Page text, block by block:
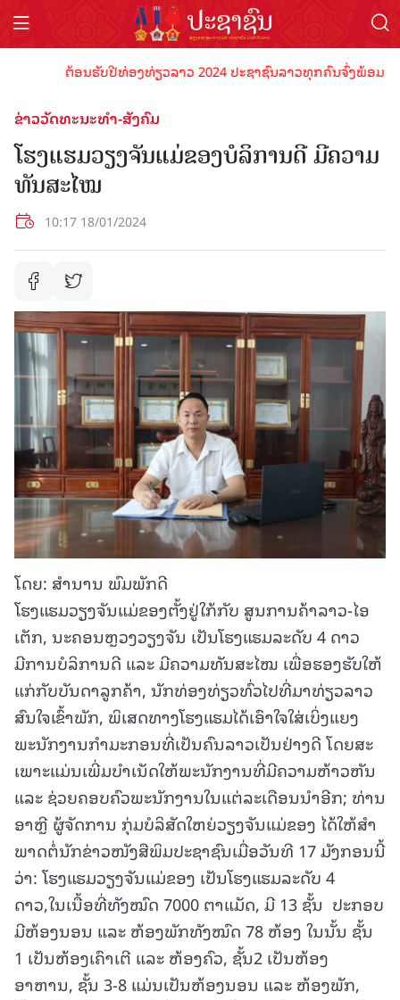
ຕ້ອນຮັບປີທ່ອງທ່ຽວລາວ 2024 ປະຊາຊົນລາວທຸກຄົນຈົ່ງພ້ອມເປັ
ຂ່າວວັດທະນະທຳ-ສັງຄົມ
ໂຮງແຮມວຽງຈັນແມ່ຂອງບໍລິການດີ ມີຄວາມ
ທັນສະໄໝ
10:17 18/01/2024
ໂດຍ: ສຳນານ ພົມພັກດີ
ໂຮງແຮມວຽງຈັນແມ່ຂອງຕັ້ງຢູ່ໃກ້ກັບ ສູນການຄ້າລາວ-ໄອ
ເຕັກ, ນະຄອນຫຼວງວຽງຈັນ ເປັນໂຮງແຮມລະດັບ 4 ດາວ
ມີການບໍລິການດີ ແລະ ມີຄວາມທັນສະໄໝ ເພື່ອຮອງຮັບໃຫ້
ແກ່ກັບບັນດາລູກຄ້າ, ນັກທ່ອງທ່ຽວທົ່ວໄປທີ່ມາທ່ຽວລາວ
ສົນໃຈເຂົ້າພັກ, ພິເສດທາງໂຮງແຮມໄດ້ເອົາໃຈໃສ່ເບິ່ງແຍງ
ພະນັກງານກຳມະກອນທີ່ເປັນຄົນລາວເປັນຢ່າງດີ ໂດຍສະ
ເພາະແມ່ນເພີ່ມບໍາເນັດໃຫ້ພະນັກງານທີ່ມີຄວາມຫ້າວຫັນ
ແລະ ຊ່ວຍຄອບຄົວພະນັກງານໃນແຕ່ລະເດືອນນໍາອີກ; ທ່ານ
ອາຫຼີ ຜູ້ຈັດການ ກຸ່ມບໍລິສັດໃຫຍ່ວຽງຈັນແມ່ຂອງ ໄດ້ໃຫ້ສໍາ
ພາດຕໍ່ນັກຂ່າວໜັງສືພິມປະຊາຊົນເມື່ອວັນທີ 17 ມັງກອນນີ້
ວ່າ: ໂຮງແຮມວຽງຈັນແມ່ຂອງ ເປັນໂຮງແຮມລະດັບ 4
ດາວ,ໃນເນື້ອທີ່ທັງໝົດ 7000 ຕາແມັດ, ມີ 13 ຊັ້ນ ປະກອບ
ມີຫ້ອງນອນ ແລະ ຫ້ອງພັກທັງໝົດ 78 ຫ້ອງ ໃນນັ້ນ ຊັ້ນ
1 ເປັນຫ້ອງເຄົາເຕີ ແລະ ຫ້ອງຄົວ, ຊັ້ນ2 ເປັນຫ້ອງ
ອາຫານ, ຊັ້ນ 3-8 ແມ່ນເປັນຫ້ອງນອນ ແລະ ຫ້ອງພັກ,